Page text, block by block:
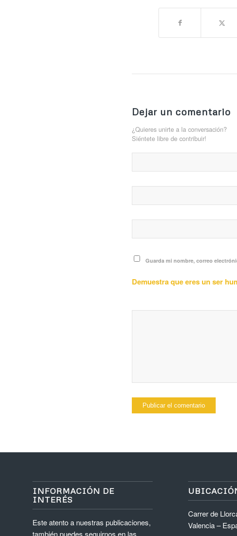
Dejar un comentario
¿Quieres unirte a la conversación?
Siéntete libre de contribuir!
Guarda mi nombre, correo
Demuestra que eres un ser
INFORMACIÓN DE
INTERÉS
Este atento a nuestras publicaciones,
Carrer de
Valencia –